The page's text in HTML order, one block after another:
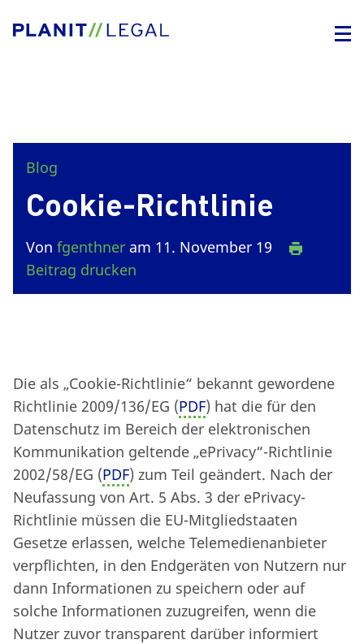
Blog
Cookie-Richtlinie
Von fgenthner am 11. November 19
Beitrag drucken
Die als „Cookie-Richtlinie“ bekannt gewordene
Richtlinie 2009/136/EG (PDF) hat die für den
Datenschutz im Bereich der elektronischen
Kommunikation geltende „ePrivacy“-Richtlinie
2002/58/EG (PDF) zum Teil geändert. Nach der
Neufassung von Art. 5 Abs. 3 der ePrivacy-
Richtlinie müssen die EU-Mitgliedstaaten
Gesetze erlassen, welche Telemedienanbieter
verpflichten, in den Endgeräten von Nutzern nur
dann Informationen zu speichern oder auf
solche Informationen zuzugreifen, wenn die
Nutzer zuvor transparent darüber informiert